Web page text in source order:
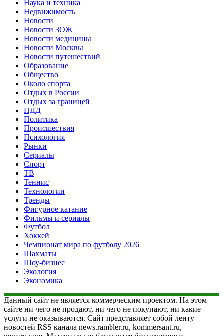
Наука и техника
Недвижимость
Новости
Новости ЗОЖ
Новости медицины
Новости Москвы
Новости путешествий
Образование
Общество
Около спорта
Отдых в России
Отдых за границей
ПДД
Политика
Происшествия
Психология
Рынки
Сериалы
Спорт
ТВ
Теннис
Технологии
Тренды
Фигурное катание
Фильмы и сериалы
Футбол
Хоккей
Чемпионат мира по футболу 2026
Шахматы
Шоу-бизнес
Экология
Экономика
Данный сайт не является коммерческим проектом. На этом
сайте ни чего не продают, ни чего не покупают, ни какие
услуги не оказываются. Сайт представляет собой ленту
новостей RSS канала news.rambler.ru, kommersant.ru,